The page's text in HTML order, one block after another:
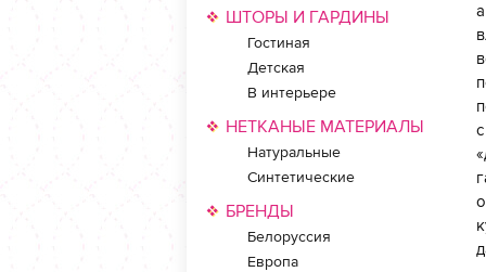
ШТОРЫ И ГАРДИНЫ
Гостиная
Детская
В интерьере
НЕТКАНЫЕ МАТЕРИАЛЫ
Натуральные
Синтетические
БРЕНДЫ
Белоруссия
Европа